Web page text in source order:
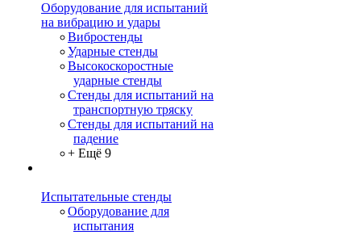
Оборудование для испытаний
на вибрацию и удары
Вибростенды
Ударные стенды
Высокоскоростные
ударные стенды
Стенды для испытаний на
транспортную тряску
Стенды для испытаний на
падение
+ Ещё 9
Испытательные стенды
Оборудование для
испытания